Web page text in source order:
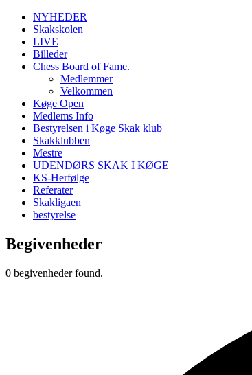
NYHEDER
Skakskolen
LIVE
Billeder
Chess Board of Fame.
Medlemmer
Velkommen
Køge Open
Medlems Info
Bestyrelsen i Køge Skak klub
Skakklubben
Mestre
UDENDØRS SKAK I KØGE
KS-Herfølge
Referater
Skakligaen
bestyrelse
Begivenheder
0 begivenheder found.